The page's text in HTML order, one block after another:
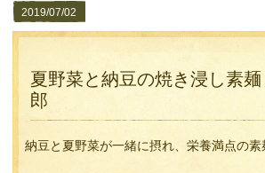
2019/07/02
夏野菜と納豆の焼き浸し素
郎
納豆と夏野菜が一緒に摂れ、栄養満点の素